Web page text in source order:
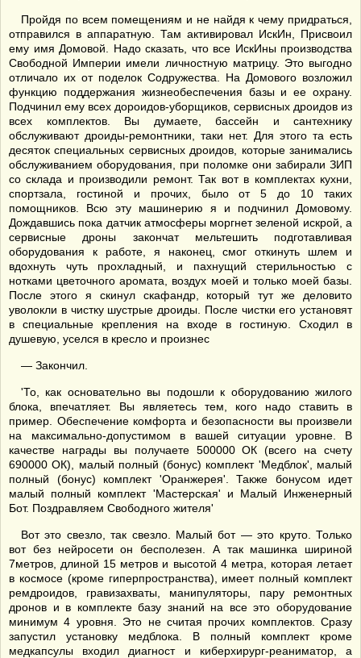
Пройдя по всем помещениям и не найдя к чему придраться,
отправился в аппаратную. Там активировал ИскИн, Присвоил
ему имя Домовой. Надо сказать, что все ИскИны производства
Свободной Империи имели личностную матрицу. Это выгодно
отличало их от поделок Содружества. На Домового возложил
функцию поддержания жизнеобеспечения базы и ее охрану.
Подчинил ему всех дороидов-уборщиков, сервисных дроидов из
всех комплектов. Вы думаете, бассейн и сантехнику
обслуживают дроиды-ремонтники, таки нет. Для этого та есть
десяток специальных сервисных дроидов, которые занимались
обслуживанием оборудования, при поломке они забирали ЗИП
со склада и производили ремонт. Так вот в комплектах кухни,
спортзала, гостиной и прочих, было от 5 до 10 таких
помощников. Всю эту машинерию я и подчинил Домовому.
Дождавшись пока датчик атмосферы моргнет зеленой искрой, а
сервисные дроны закончат мельтешить подготавливая
оборудования к работе, я наконец, смог откинуть шлем и
вдохнуть чуть прохладный, и пахнущий стерильностью с
нотками цветочного аромата, воздух моей и только моей базы.
После этого я скинул скафандр, который тут же деловито
уволокли в чистку шустрые дроиды. После чистки его установят
в специальные крепления на входе в гостиную. Сходил в
душевую, уселся в кресло и произнес
— Закончил.
'То, как основательно вы подошли к оборудованию жилого
блока, впечатляет. Вы являетесь тем, кого надо ставить в
пример. Обеспечение комфорта и безопасности вы произвели
на максимально-допустимом в вашей ситуации уровне. В
качестве награды вы получаете 500000 ОК (всего на счету
690000 ОК), малый полный (бонус) комплект 'Медблок', малый
полный (бонус) комплект 'Оранжерея'. Также бонусом идет
малый полный комплект 'Мастерская' и Малый Инженерный
Бот. Поздравляем Свободного жителя'
Вот это свезло, так свезло. Малый бот — это круто. Только
вот без нейросети он бесполезен. А так машинка шириной
7метров, длиной 15 метров и высотой 4 метра, которая летает
в космосе (кроме гиперпространства), имеет полный комплект
ремдроидов, гравизахваты, манипуляторы, пару ремонтных
дронов и в комплекте базу знаний на все это оборудование
минимум 4 уровня. Это не считая прочих комплектов. Сразу
запустил установку медблока. В полный комплект кроме
медкапсулы входил диагност и киберхирург-реаниматор, а